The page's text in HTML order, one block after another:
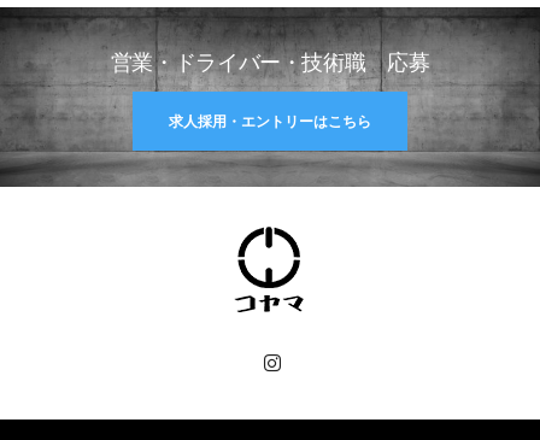
営業・ドライバー・技術職 応募
求人採用・エントリーはこちら